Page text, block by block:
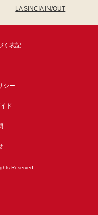
LA SINCIA IN/OUT
く表記
シー
ド
Reserved.